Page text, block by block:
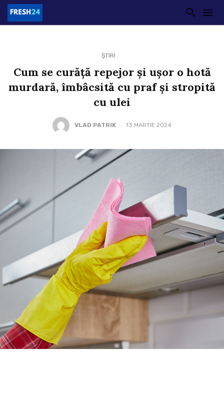
ȘTIRI
Cum se curăță repejor și ușor o hotă
murdară, îmbâcsită cu praf și stropită
cu ulei
VLAD PATRIK 13 MARTIE 2024